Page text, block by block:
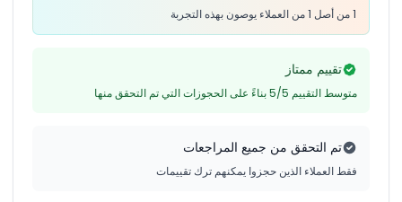
1 من أصل 1 من العملاء يوصون بهذه التجربة
تقييم ممتاز
متوسط التقييم 5/5 بناءً على الحجوزات التي تم التحقق منها
تم التحقق من جميع المراجعات
فقط العملاء الذين حجزوا يمكنهم ترك تقييمات